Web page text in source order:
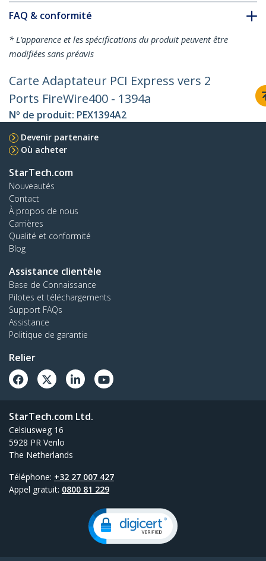
FAQ & conformité
* L’apparence et les spécifications du produit peuvent être
modifiées sans préavis
Carte Adaptateur PCI Express vers 2
Ports FireWire400 - 1394a
Nº de produit: PEX1394A2
Devenir partenaire
Où acheter
StarTech.com
Nouveautés
Contact
À propos de nous
Carrières
Qualité et conformité
Blog
Assistance clientèle
Base de Connaissance
Pilotes et téléchargements
Support FAQs
Assistance
Politique de garantie
Relier
StarTech.com Ltd.
Celsiusweg 16
5928 PR Venlo
The Netherlands
Téléphone: +32 27 007 427
Appel gratuit: 0800 81 229